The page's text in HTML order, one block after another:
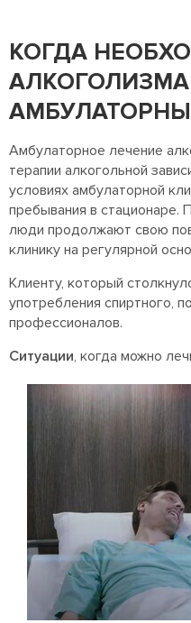
КОГДА
Амбулаторное лечение
терапии алкогольной
условиях амбулаторной
пребывания в стационаре.
люди продолжают свою
клинику на регулярной
Клиенту, который
употребления спиртного,
профессионалов.
Ситуации, когда можно